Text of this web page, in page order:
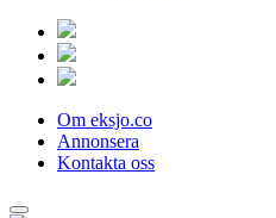
Om eksjo.co
Annonsera
Kontakta oss